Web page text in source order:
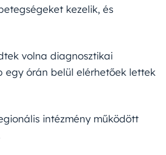
kezelik, és
volna diagnosztikai
egy órán belül elérhetőek lettek
intézmény működött